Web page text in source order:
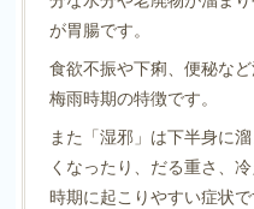
が胃腸です。
食欲不振や下痢、便秘な
梅雨時期の特徴です。
また「湿邪」は下半身に
くなったり、だる重さ、
時期に起こりやすい症状で